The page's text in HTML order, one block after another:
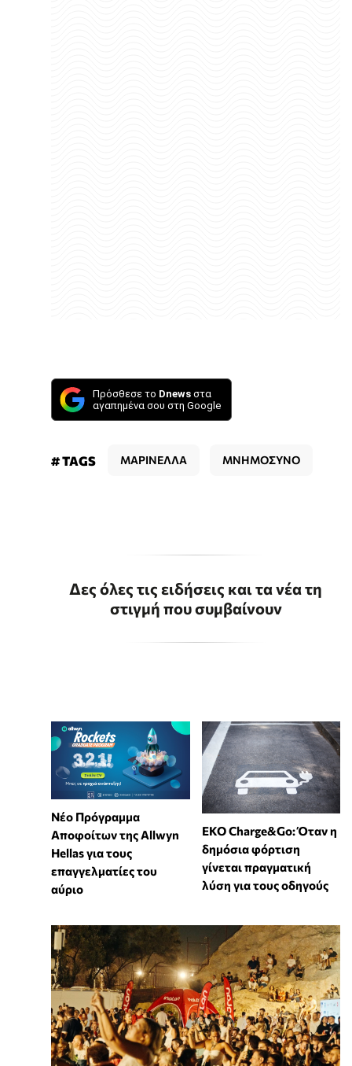
Πρόσθεσε το Dnews στα
αγαπημένα σου στη Google
# TAGS ΜΑΡΙΝΕΛΛΑ ΜΝΗΜΟΣΥΝΟ
Δες όλες τις ειδήσεις και τα νέα τη
στιγμή που συμβαίνουν
Νέο Πρόγραμμα
Αποφοίτων της Allwyn
Hellas για τους
επαγγελματίες του
αύριο
EKO Charge&Go: Όταν η
δημόσια φόρτιση
γίνεται πραγματική
λύση για τους οδηγούς